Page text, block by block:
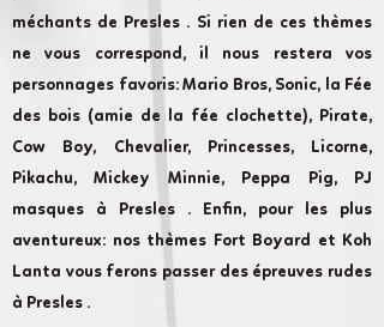
méchants de Presles . Si rien de ces thèmes
ne vous correspond, il nous restera vos
personnages favoris: Mario Bros, Sonic, la Fée
des bois (amie de la fée clochette), Pirate,
Cow Boy, Chevalier, Princesses, Licorne,
Pikachu, Mickey Minnie, Peppa Pig, PJ
masques à Presles . Enfin, pour les plus
aventureux: nos thèmes Fort Boyard et Koh
Lanta vous ferons passer des épreuves rudes
à Presles .